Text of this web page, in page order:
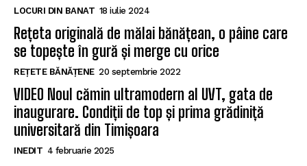
LOCURI DIN BANAT 18 iulie 2024
Rețeta originală de mălai bănățean, o pâine care
se topește în gură și merge cu orice
REȚETE BĂNĂȚENE 20 septembrie 2022
VIDEO Noul cămin ultramodern al UVT, gata de
inaugurare. Condiții de top și prima grădiniță
universitară din Timișoara
INEDIT 4 februarie 2025